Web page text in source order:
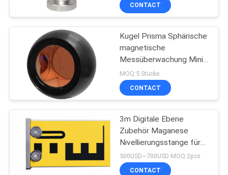
TRETEN
UNS
VERBINDUNG
FORDERN
360 Grad-Prisma
11
Prisma Set
CONTACT
Kugel Prisma Sphärische
magnetische
Messüberwachung Mini-
Prisma mit Kupfer-
beschichtetem Halter
MOQ:5 Stücke
CONTACT
3m Digitale Ebene
Zubehör Maganese
Nivellierungsstange für
Topcon DL502 503
Digitale Ebene
500USD~700USD MOQ:2pcs
CONTACT